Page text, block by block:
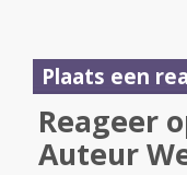
Plaats een
Reageer
Auteur